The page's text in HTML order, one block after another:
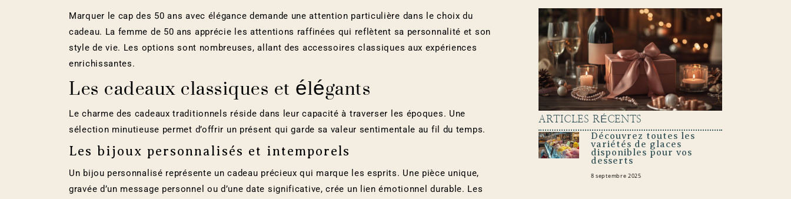
Marquer le cap des 50 ans avec élégance demande une attention particulière dans le choix du
cadeau. La femme de 50 ans apprécie les attentions raffinées qui reflètent sa personnalité et son
style de vie. Les options sont nombreuses, allant des accessoires classiques aux expériences
enrichissantes.
Les cadeaux classiques et élégants
Le charme des cadeaux traditionnels réside dans leur capacité à traverser les époques. Une
sélection minutieuse permet d’offrir un présent qui garde sa valeur sentimentale au fil du temps.
Les bijoux personnalisés et intemporels
Un bijou personnalisé représente un cadeau précieux qui marque les esprits. Une pièce unique,
gravée d’un message personnel ou d’une date significative, crée un lien émotionnel durable. Les
ARTICLES RÉCENTS
Découvrez toutes les
variétés de glaces
disponibles pour vos
desserts
8 septembre 2025